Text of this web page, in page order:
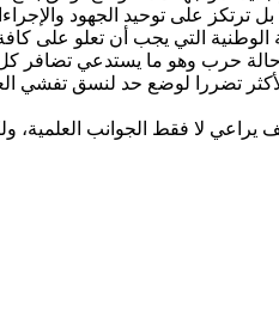
الأكثر تضررا لوضع حد لنسق تفشي